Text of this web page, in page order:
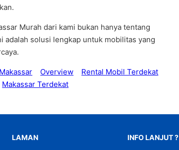
Murah dari kami bukan hanya tentang
adalah solusi lengkap untuk mobilitas yang
Overview
Rental Mobil Terdekat
Makassar Terdekat
LAMAN INFO LANJUT ?